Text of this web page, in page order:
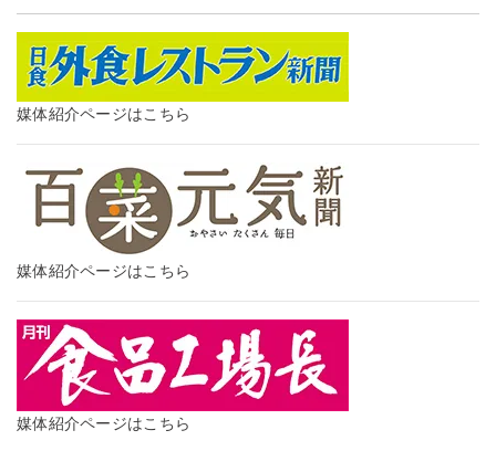
媒体紹介ページはこちら
媒体紹介ページはこちら
媒体紹介ページはこちら